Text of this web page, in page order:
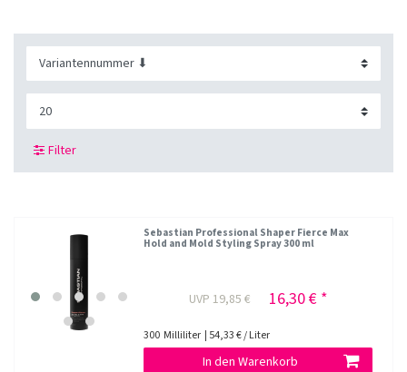
Filter
Sebastian Professional Shaper Fierce Max
Hold and Mold Styling Spray 300 ml
UVP 19,85 € 16,30 € *
300 Milliliter | 54,33 € / Liter
In den Warenkorb